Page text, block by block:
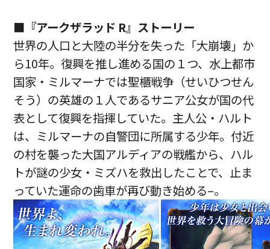
■『アークザラッド R』ストーリー
世界の人口と大陸の半分を失った「大崩壊」か
ら10年。復興を推し進める国の１つ、水上都市
国家・ミルマーナでは聖櫃戦争（せいひつせん
そう）の英雄の１人であるサニア公女が国の代
表として復興を指揮していた。主人公・ハルト
は、ミルマーナの自警団に所属する少年。付近
の村を襲った大国アルディアの戦艦から、ハル
トが謎の少女・ミズハを救出したことで、止ま
っていた運命の歯車が再び動き始める–。